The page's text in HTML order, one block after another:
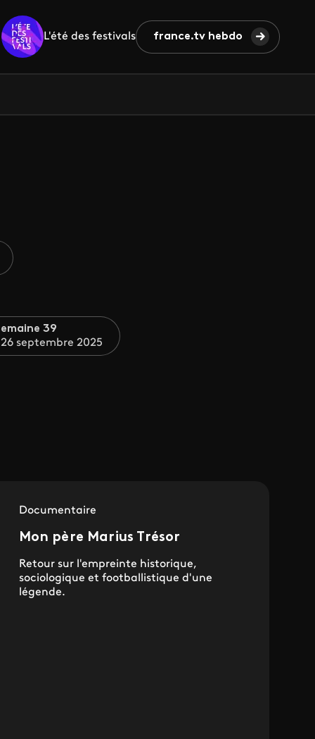
L'été des festivals france.tv hebdo
39
septembre 2025
Documentaire
Mon père Marius Trésor
Retour sur l'empreinte historique,
sociologique et footballistique d'une
légende.